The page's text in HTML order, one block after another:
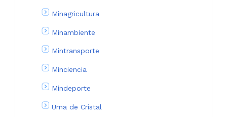
Minagricultura
Minambiente
Mintransporte
Minciencia
Mindeporte
Urna de Cristal